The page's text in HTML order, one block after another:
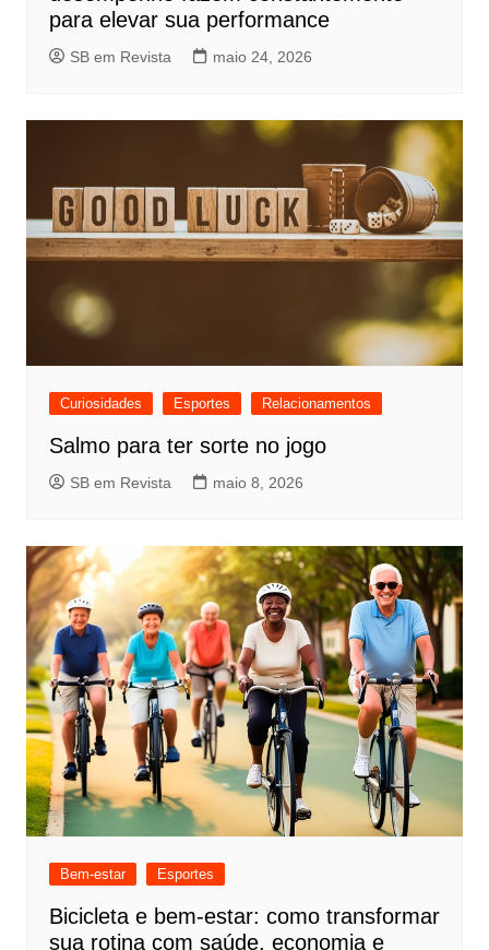
para elevar sua performance
SB em Revista maio 24, 2026
Curiosidades Esportes Relacionamentos
Salmo para ter sorte no jogo
SB em Revista maio 8, 2026
Bem-estar Esportes
Bicicleta e bem-estar: como transformar
sua rotina com saúde, economia e